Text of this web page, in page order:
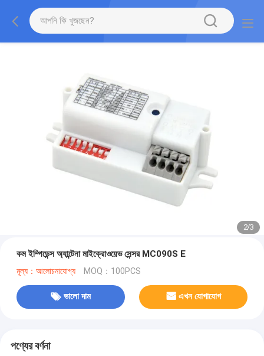
2/3
কম ইম্পিডেন্স অ্যান্টেনা মাইক্রোওয়েভ সেন্সর MC090S E
মূল্য：আলোচনাযোগ্য MOQ：100PCS
ভালো দাম এখন যোগাযোগ
পণ্যের বর্ণনা